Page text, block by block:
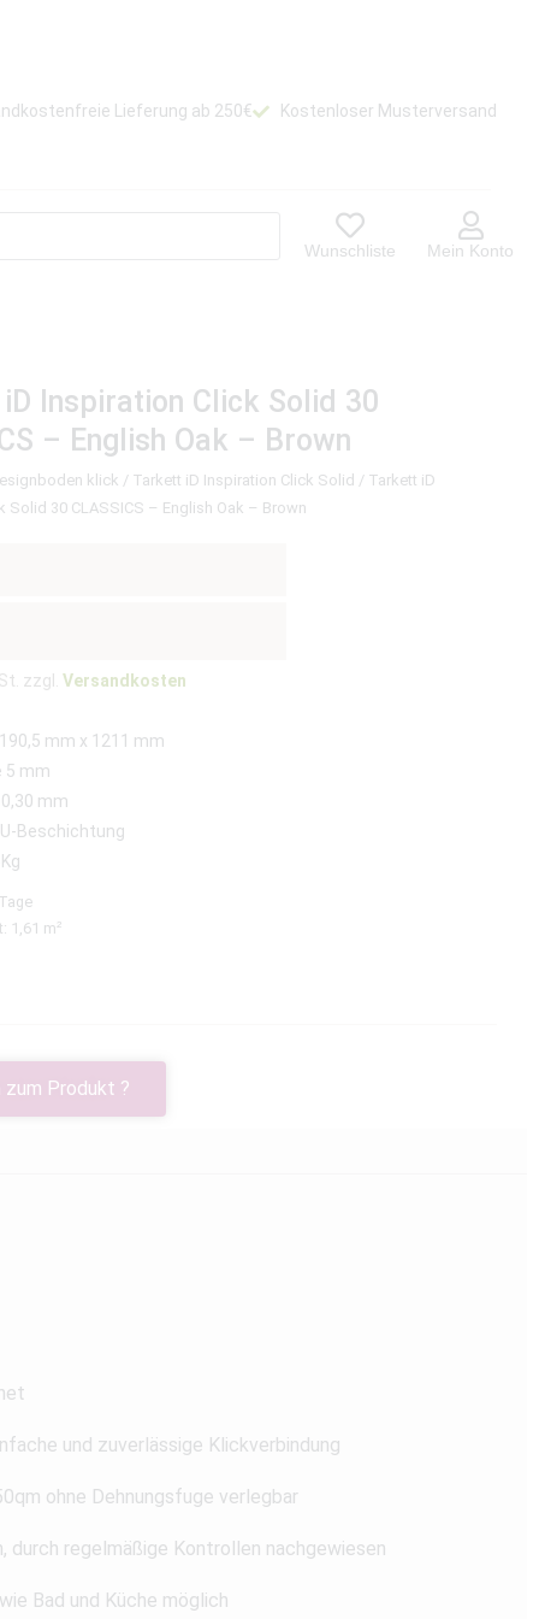
Lieferung ab 250€ Kostenloser Musterversand
Wunschliste Mein Konto
Inspiration Click Solid 30
– English Oak – Brown
klick / Tarkett iD Inspiration Click Solid / Tarkett iD
Solid 30 CLASSICS – English Oak – Brown
zzgl.Versandkosten
mm x 1211 mm
5 mm
mm
Beschichtung
1,61 m²
zum Produkt ?
und zuverlässige Klickverbindung
ohne Dehnungsfuge verlegbar
durch regelmäßige Kontrollen nachgewiesen
Bad und Küche möglich